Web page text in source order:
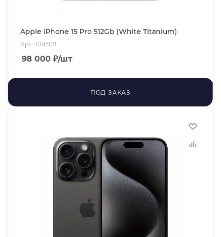
Apple iPhone 15 Pro 512Gb (White Titanium)
Арт.: 108509
98 000 ₽/шт
ПОД ЗАКАЗ